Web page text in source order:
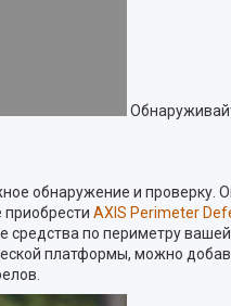
обнаружение и проверку.
AXIS Perimeter
по периметру
платформы, можно